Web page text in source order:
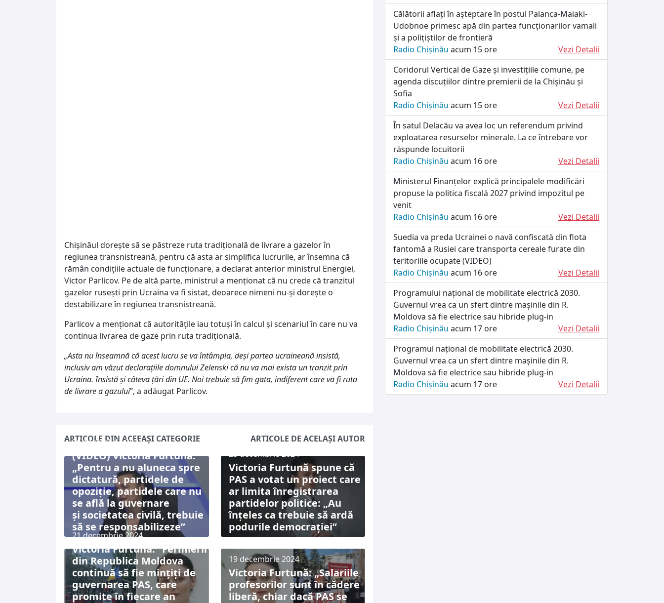
Chișinăul dorește să se păstreze ruta tradițională de livrare a gazelor în
regiunea transnistreană, pentru că asta ar simplifica lucrurile, ar însemna că
rămân condițiile actuale de funcționare, a declarat anterior ministrul Energiei,
Victor Parlicov. Pe de altă parte, ministrul a menționat că nu crede că tranzitul
gazelor rusești prin Ucraina va fi sistat, deoarece nimeni nu-și dorește o
destabilizare în regiunea transnistreană.
Parlicov a menționat că autoritățile iau totuși în calcul și scenariul în care nu va
continua livrarea de gaze prin ruta tradițională.
„Asta nu înseamnă că acest lucru se va întâmpla, deși partea ucraineană insistă,
inclusiv am văzut declarațiile domnului Zelenski că nu va mai exista un tranzit prin
Ucraina. Insistă și câteva țări din UE. Noi trebuie să fim gata, indiferent care va fi ruta
de livrare a gazului”, a adăugat Parlicov.
ARTICOLE DIN ACEEAȘI CATEGORIE ARTICOLE DE ACELAȘI AUTOR
26 decembrie 2024
(VIDEO) Victoria Furtună:
„Pentru a nu aluneca spre
dictatură, partidele de
opoziție, partidele care nu
se află la guvernare
și societatea civilă, trebuie
să se responsabilizeze”
23 decembrie 2024
Victoria Furtună spune că
PAS a votat un proiect care
ar limita înregistrarea
partidelor politice: „Au
înțeles ca trebuie să ardă
podurile democrației”
21 decembrie 2024
Victoria Furtună: “Fermierii
din Republica Moldova
continuă să fie mințiți de
guvernarea PAS, care
promite în fiecare an
19 decembrie 2024
Victoria Furtună: „Salariile
profesorilor sunt în cădere
liberă, chiar dacă PAS se
Călătorii aflați în așteptare în postul Palanca-Maiaki-
Udobnoe primesc apă din partea funcționarilor vamali
și a polițiștilor de frontieră
Radio Chișinău acum 15 ore
Vezi Detalii
Coridorul Vertical de Gaze și investițiile comune, pe
agenda discuțiilor dintre premierii de la Chișinău și
Sofia
Radio Chișinău acum 15 ore
Vezi Detalii
În satul Delacău va avea loc un referendum privind
exploatarea resurselor minerale. La ce întrebare vor
răspunde locuitorii
Radio Chișinău acum 16 ore
Vezi Detalii
Ministerul Finanțelor explică principalele modificări
propuse la politica fiscală 2027 privind impozitul pe
venit
Radio Chișinău acum 16 ore
Vezi Detalii
Suedia va preda Ucrainei o navă confiscată din flota
fantomă a Rusiei care transporta cereale furate din
teritoriile ocupate (VIDEO)
Radio Chișinău acum 16 ore
Vezi Detalii
Programului național de mobilitate electrică 2030.
Guvernul vrea ca un sfert dintre mașinile din R.
Moldova să fie electrice sau hibride plug-in
Radio Chișinău acum 17 ore
Vezi Detalii
Programul național de mobilitate electrică 2030.
Guvernul vrea ca un sfert dintre mașinile din R.
Moldova să fie electrice sau hibride plug-in
Radio Chișinău acum 17 ore Vezi Detalii